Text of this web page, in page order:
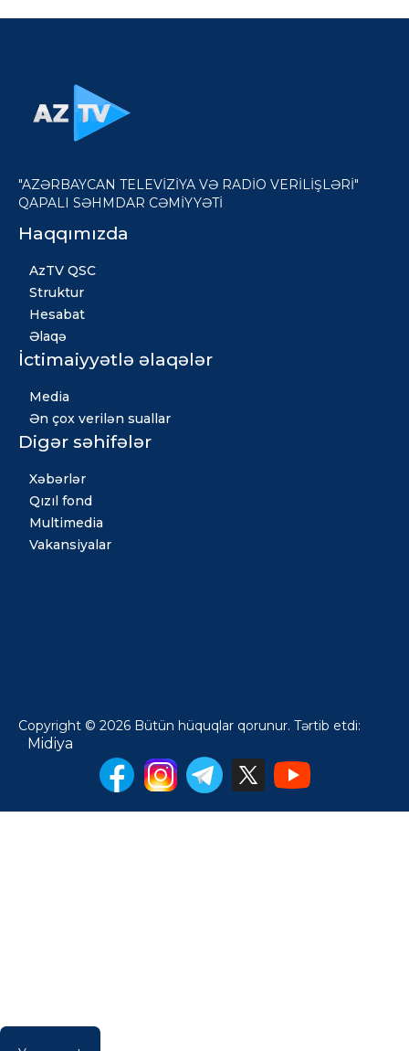
"AZƏRBAYCAN TELEVİZİYA VƏ RADİO VERİLİŞLƏRİ"
QAPALI SƏHMDAR CƏMİYYƏTİ
Haqqımızda
AzTV QSC
Struktur
Hesabat
Əlaqə
İctimaiyyətlə əlaqələr
Media
Ən çox verilən suallar
Digər səhifələr
Xəbərlər
Qızıl fond
Multimedia
Vakansiyalar
Copyright © 2026 Bütün hüquqlar qorunur. Tərtib etdi:
Midiya